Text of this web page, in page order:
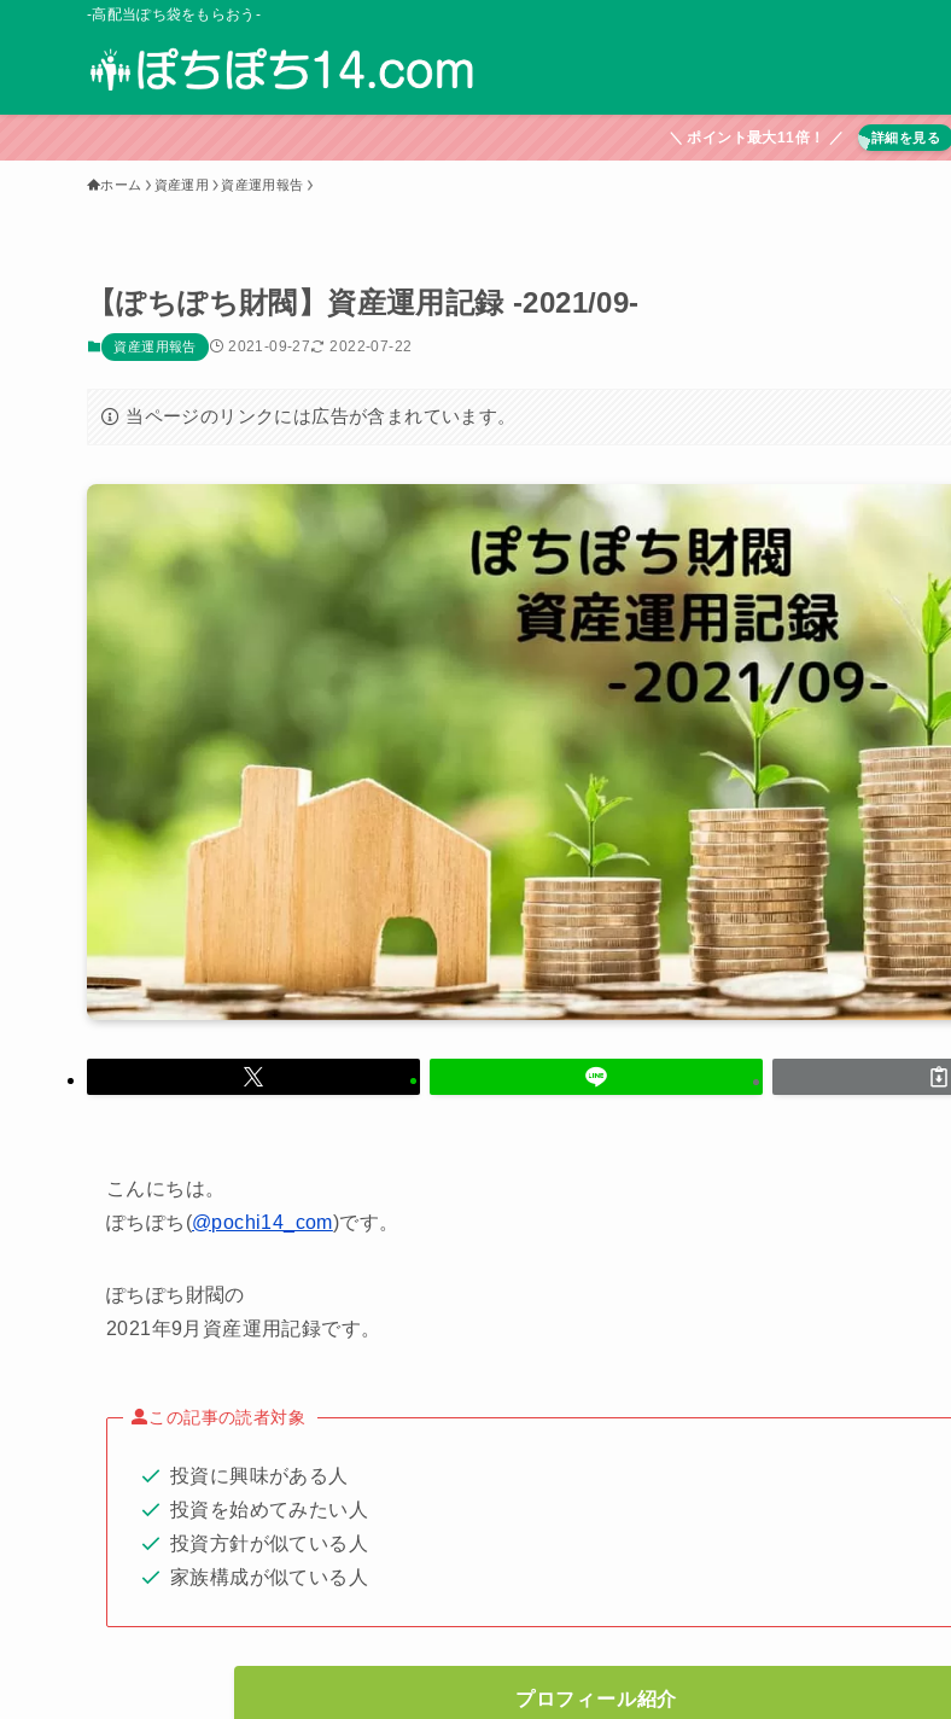
-高配当ぽち袋をもらおう-
＼ ポイント最大11倍！ ／ 詳細を見る
ホーム 資産運用 資産運用報告
【ぽちぽち財閥】資産運用記録 -2021/09-
資産運用報告 2021-09-27 2022-07-22
当ページのリンクには広告が含まれています。
こんにちは。
ぽちぽち(@pochi14_com)です。
ぽちぽち財閥の
2021年9月資産運用記録です。
この記事の読者対象
投資に興味がある人
投資を始めてみたい人
投資方針が似ている人
家族構成が似ている人
プロフィール紹介